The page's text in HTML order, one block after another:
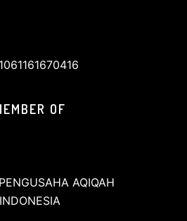
OF
AQIQAH
INDONESIA